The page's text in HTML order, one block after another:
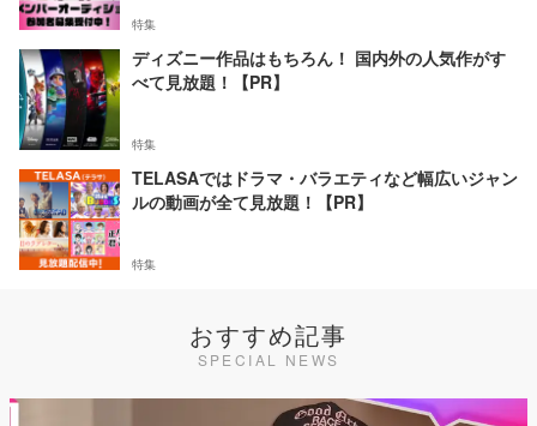
特集
ディズニー作品はもちろん！ 国内外の人気作がす
べて見放題！【PR】
特集
TELASAではドラマ・バラエティなど幅広いジャン
ルの動画が全て見放題！【PR】
特集
おすすめ記事
SPECIAL NEWS